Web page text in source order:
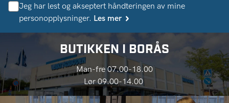
Jeg har lest og akseptert håndteringen av mine
personopplysninger. Les mer
BUTIKKEN I BORÅS
Man-fre 07.00-18.00
Lør 09.00-14.00